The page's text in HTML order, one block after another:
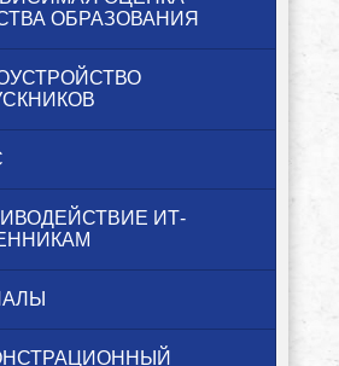
ОБРАЗОВАНИЯ
ИТ-